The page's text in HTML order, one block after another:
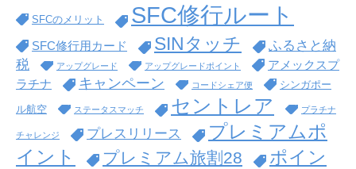
SFCのメリット SFC修行ルート
SFC修行用カード SINタッチ
ふるさと納
税
アップグレード アップグレードポイント
アメックスプ
ラチナ
キャンペーン コードシェア便 シンガポー
ル航空 ステータスマッチ セントレア プラチナ
チャレンジ プレスリリース
プレミアムポ
イント
プレミアム旅割28
ポイン